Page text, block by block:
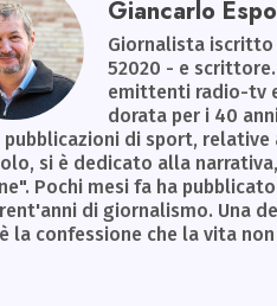
Giancarlo
Giornalista iscritto
52020 - e
emittenti radio-tv
dorata per i 40
pubblicazioni di sport,
si è dedicato alla
Pochi mesi fa ha
di giornalismo. Una
la confessione che la vita